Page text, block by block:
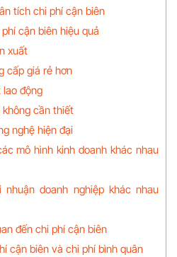
tích chi phí cận biên
cận biên hiệu quả
xuất
cấp giá rẻ hơn
lao động
cần thiết
nghệ hiện đại
mô hình kinh doanh khác nhau
doanh nghiệp khác nhau
đến chi phí cận biên
cận biên và chi phí bình quân